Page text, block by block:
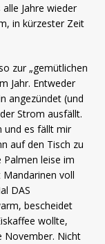
Jahre wieder
in kürzester Zeit
zur „gemütlichen
Jahr. Entweder
angezündet (und
Strom ausfällt.
und es fällt mir
auf den Tisch zu
Palmen leise im
voll
DAS
bescheidet
wollte,
November. Nicht